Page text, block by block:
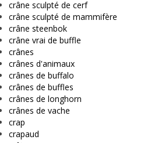
crâne sculpté de cerf
crâne sculpté de mammifère
crâne steenbok
crâne vrai de buffle
crânes
crânes d'animaux
crânes de buffalo
crânes de buffles
crânes de longhorn
crânes de vache
crap
crapaud